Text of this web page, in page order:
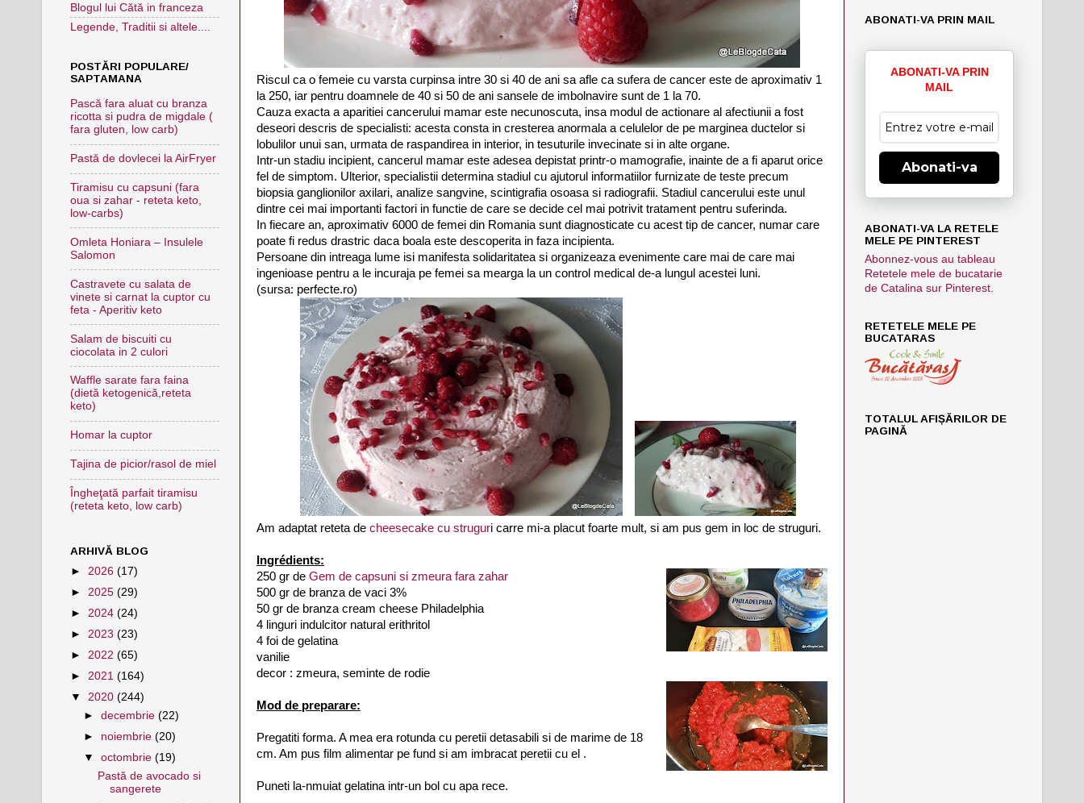
Riscul ca o femeie cu varsta curpinsa intre 30 si 40 de ani sa afle ca sufera de cancer este de aproximativ 1
la 250, iar pentru doamnele de 40 si 50 de ani sansele de imbolnavire sunt de 1 la 70.
Cauza exacta a aparitiei cancerului mamar este necunoscuta, insa modul de actionare al afectiunii a fost
deseori descris de specialisti: acesta consta in cresterea anormala a celulelor de pe marginea ductelor si
lobulilor unui san, urmata de raspandirea in interior, in tesuturile invecinate si in alte organe.
Intr-un stadiu incipient, cancerul mamar este adesea depistat printr-o mamografie, inainte de a fi aparut orice
fel de simptom. Ulterior, specialistii determina stadiul cu ajutorul informatiilor furnizate de teste precum
biopsia ganglionilor axilari, analize sangvine, scintigrafia osoasa si radiografii. Stadiul cancerului este unul
dintre cei mai importanti factori in functie de care se decide cel mai potrivit tratament pentru suferinda.
In fiecare an, aproximativ 6000 de femei din Romania sunt diagnosticate cu acest tip de cancer, numar care
poate fi redus drastric daca boala este descoperita in faza incipienta.
Persoane din intreaga lume isi manifesta solidaritatea si organizeaza evenimente care mai de care mai
ingenioase pentru a le incuraja pe femei sa mearga la un control medical de-a lungul acestei luni.
(sursa: perfecte.ro)
Am adaptat reteta de cheesecake cu struguri carre mi-a placut foarte mult, si am pus gem in loc de struguri.
Ingrédients:
250 gr de Gem de capsuni si zmeura fara zahar
500 gr de branza de vaci 3%
50 gr de branza cream cheese Philadelphia
4 linguri indulcitor natural erithritol
4 foi de gelatina
vanilie
decor : zmeura, seminte de rodie
Mod de preparare:
Pregatiti forma. A mea era rotunda cu peretii detasabili si de marime de 18
cm. Am pus film alimentar pe fund si am imbracat peretii cu el .
Puneti la-nmuiat gelatina intr-un bol cu apa rece.
Blogul lui Cătă in franceza
Legende, Traditii si altele....
POSTĂRI POPULARE/
SAPTAMANA
Pască fara aluat cu branza
ricotta si pudra de migdale (
fara gluten, low carb)
Pastă de dovlecei la AirFryer
Tiramisu cu capsuni (fara
oua si zahar - reteta keto,
low-carbs)
Omleta Honiara – Insulele
Salomon
Castravete cu salata de
vinete si carnat la cuptor cu
feta - Aperitiv keto
Salam de biscuiti cu
ciocolata in 2 culori
Waffle sarate fara faina
(dietă ketogenică,reteta
keto)
Homar la cuptor
Tajina de picior/rasol de miel
Îngheţată parfait tiramisu
(reteta keto, low carb)
ARHIVĂ BLOG
► 2026 (17)
► 2025 (29)
► 2024 (24)
► 2023 (23)
► 2022 (65)
► 2021 (164)
▼ 2020 (244)
►decembrie(22)
► noiembrie(20)
▼octombrie(19)
Pastă de avocado si
sangerete
ABONATI-VA PRIN MAIL
ABONATI-VA PRIN
MAIL
Abonati-va
ABONATI-VA LA RETELE
MELE PE PINTEREST
Abonnez-vous au tableau
Retetele mele de bucatarie
de Catalina sur Pinterest.
RETETELE MELE PE
BUCATARAS
TOTALUL AFIȘĂRILOR DE
PAGINĂ